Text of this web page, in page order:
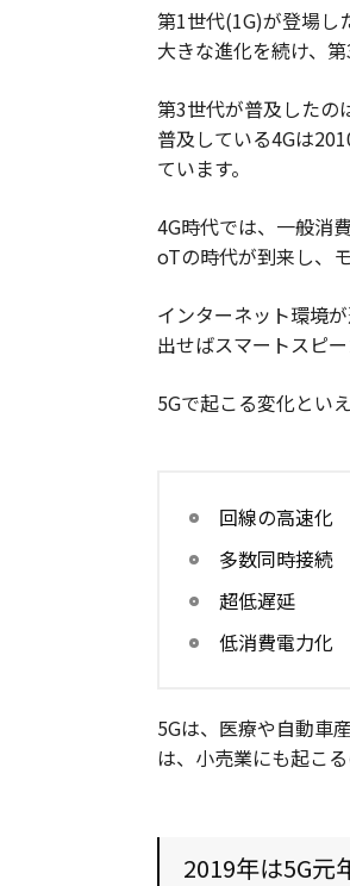
第1世代(1G)が登場し
大きな進化を続け、
第3世代が普及したの
普及している4Gは
ています。
4G時代では、一般消
oTの時代が到来し、
インターネット環境
出せばスマートスピ
5Gで起こる変化とい
回線の高速化
多数同時接続
超低遅延
低消費電力化
5Gは、医療や自動車
は、小売業にも起こる
2019年は5G元